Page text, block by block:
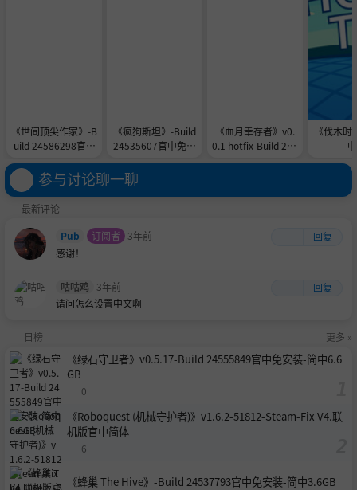
《世间顶尖作家》-B
uild 24586298官中
B
《疯狗斯坦》-Build
24535607官中免安
《血月幸存者》v0.
0.1 hotfix-Build 245
《伐木
参与讨论聊一聊
最新评论
Pub
订阅者 3年前
回复
感谢！
咕咕鸡 3年前
回复
请问怎么设置中文啊
日榜 更多 »
《绿石守卫者》v0.5.17-Build 24555849官中免安装-简中6.6
GB
0
《Roboquest (机械守护者)》v1.6.2-51812-Steam-Fix V4.联
机版官中简体
6
《蜂巢 The Hive》-Build 24537793官中免安装-简中3.6GB